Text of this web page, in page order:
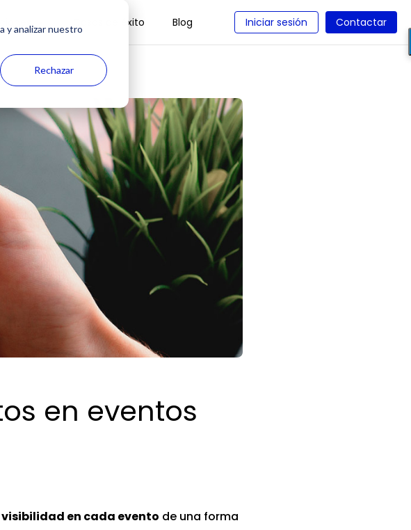
y analizar nuestro
Rechazar
Casos de éxito Blog Iniciar sesión Contactar
en eventos
en cada evento de una forma